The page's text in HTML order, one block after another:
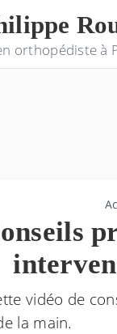
orthopédiste à
vidéo de
la main.